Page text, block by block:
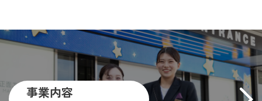
事業内容